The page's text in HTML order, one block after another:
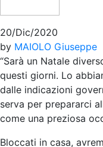
20/Dic/2020
by MAIOLO Giuseppe
“Sarà un Natale
questi giorni. Lo
dalle indicazioni
serva per prepararci
come una preziosa
Bloccati in casa,